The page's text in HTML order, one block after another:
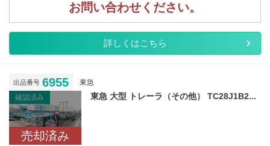
お問い合わせください。
詳しくはこちら
出品番号 6955
東急
確認済み
売却済み
東急 大型 トレーラ（その他） TC28J1B2...